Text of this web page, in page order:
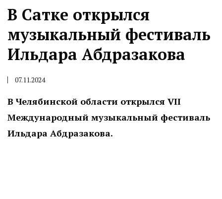
В Сатке открылся
музыкальный фестиваль
Ильдара Абдразакова
07.11.2024
В Челябинской области открылся VII
Международный музыкальный фестиваль
Ильдара Абдразакова.